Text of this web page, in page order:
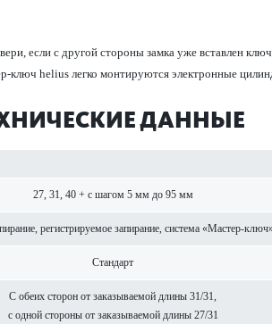
если с другой стороны замка уже вставлен ключ
ключ helius легко монтируются электронные
ДАННЫЕ
27, 31, 40 + с шагом 5 мм до 95 мм
регистрируемое запирание, система «Мастер-
Стандарт
С обеих сторон от заказываемой длины 31/31,
с одной стороны от заказываемой длины 27/31